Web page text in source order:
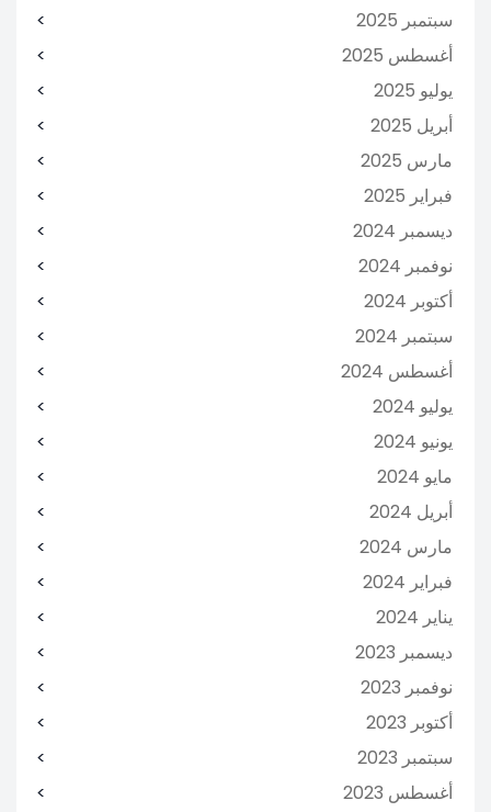
سبتمبر 2025
أغسطس 2025
يوليو 2025
أبريل 2025
مارس 2025
فبراير 2025
ديسمبر 2024
نوفمبر 2024
أكتوبر 2024
سبتمبر 2024
أغسطس 2024
يوليو 2024
يونيو 2024
مايو 2024
أبريل 2024
مارس 2024
فبراير 2024
يناير 2024
ديسمبر 2023
نوفمبر 2023
أكتوبر 2023
سبتمبر 2023
أغسطس 2023